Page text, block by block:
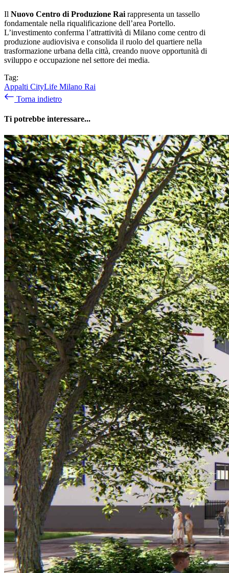
Il Nuovo Centro di Produzione Rai rappresenta un tassello
fondamentale nella riqualificazione dell’area Portello.
L’investimento conferma l’attrattività di Milano come centro di
produzione audiovisiva e consolida il ruolo del quartiere nella
trasformazione urbana della città, creando nuove opportunità di
sviluppo e occupazione nel settore dei media.
Tag:
Appalti CityLife Milano Rai
Torna indietro
Ti potrebbe interessare...